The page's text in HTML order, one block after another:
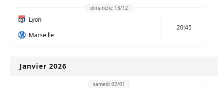
dimanche 13/12
Lyon
Marseille
20:45
Janvier 2026
samedi 02/01